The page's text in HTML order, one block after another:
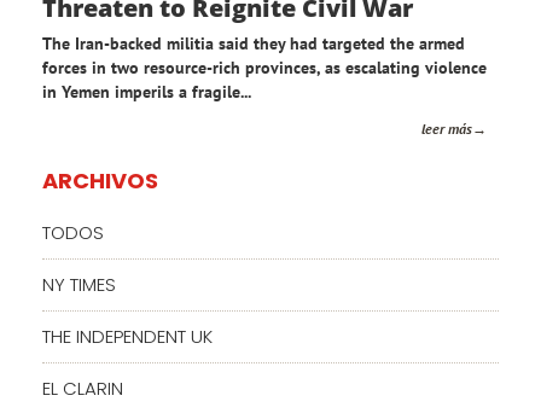
Threaten to Reignite Civil War
The Iran-backed militia said they had targeted the armed
forces in two resource-rich provinces, as escalating violence
in Yemen imperils a fragile...
leer más
ARCHIVOS
TODOS
NY TIMES
THE INDEPENDENT UK
EL CLARIN